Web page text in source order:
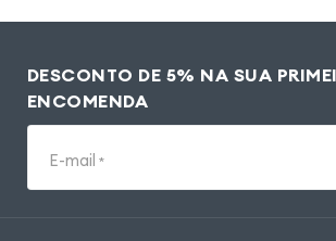
DESCONTO DE 5% NA SUA
ENCOMENDA
E-mail *